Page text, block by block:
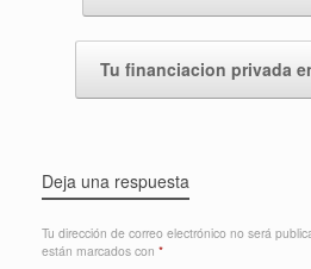
Tu financiacion privada
Deja una respuesta
Tu dirección de correo electrónico no será
están marcados con *